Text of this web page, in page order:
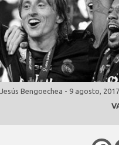
Jesús Bengoechea - 9 agosto, 2017